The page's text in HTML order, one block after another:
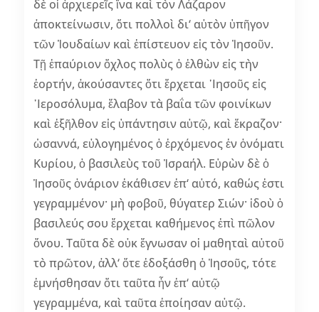
δὲ οἱ ἀρχιερεῖς ἵνα καὶ τὸν Λάζαρον
ἀποκτείνωσιν, ὅτι πολλοὶ δι‘ αὐτὸν ὑπῆγον
τῶν Ἰουδαίων καὶ ἐπίστευον εἰς τὸν Ἰησοῦν.
Τῇ ἐπαύριον ὄχλος πολὺς ὁ ἐλθὼν εἰς τὴν
ἑορτήν, ἀκούσαντες ὅτι ἔρχεται ᾿Ιησοῦς εἰς
῾Ιεροσόλυμα, ἔλαβον τὰ βαΐα τῶν φοινίκων
καὶ ἐξῆλθον εἰς ὑπάντησιν αὐτῷ, καὶ ἔκραζον·
ὡσαννά, εὐλογημένος ὁ ἐρχόμενος ἐν ὀνόματι
Κυρίου, ὁ βασιλεὺς τοῦ Ἰσραήλ. Εὑρὼν δὲ ὁ
Ἰησοῦς ὀνάριον ἐκάθισεν ἐπ‘ αὐτό, καθώς ἐστι
γεγραμμένον· μὴ φοβοῦ, θύγατερ Σιών· ἰδοὺ ὁ
βασιλεύς σου ἔρχεται καθήμενος ἐπὶ πῶλον
ὄνου. Ταῦτα δὲ οὐκ ἔγνωσαν οἱ μαθηταὶ αὐτοῦ
τὸ πρῶτον, ἀλλ‘ ὅτε ἐδοξάσθη ὁ Ἰησοῦς, τότε
ἐμνήσθησαν ὅτι ταῦτα ἦν ἐπ‘ αὐτῷ
γεγραμμένα, καὶ ταῦτα ἐποίησαν αὐτῷ.